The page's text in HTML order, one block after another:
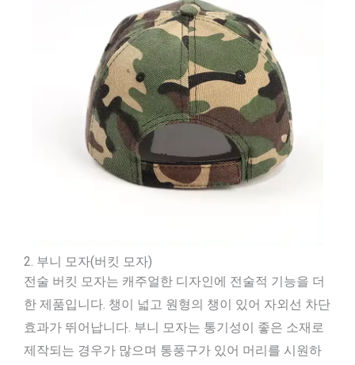
2. 부니 모자(버킷 모자)
전술 버킷 모자는 캐주얼한 디자인에 전술적 기능을 더
한 제품입니다. 챙이 넓고 원형의 챙이 있어 자외선 차단
효과가 뛰어납니다. 부니 모자는 통기성이 좋은 소재로
제작되는 경우가 많으며 통풍구가 있어 머리를 시원하